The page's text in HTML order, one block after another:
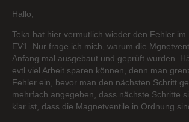
Hallo,
Teka hat hier vermutlich wieder den Fehler im
EV1. Nur frage ich mich, warum die
Anfang mal ausgebaut und geprüft wurden.
evtl.viel Arbeit sparen können, denn man
Fehler ein, bevor man den nächsten Schritt
mehrfach angegeben, dass nächste Schritte
klar ist, dass die Magnetventile in Ordnung